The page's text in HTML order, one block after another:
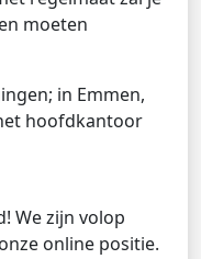
moeten
in Emmen,
hoofdkantoor
We zijn volop
online positie.